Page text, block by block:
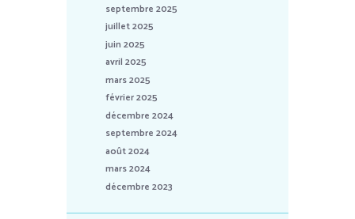
septembre 2025
juillet 2025
juin 2025
avril 2025
mars 2025
février 2025
décembre 2024
septembre 2024
août 2024
mars 2024
décembre 2023